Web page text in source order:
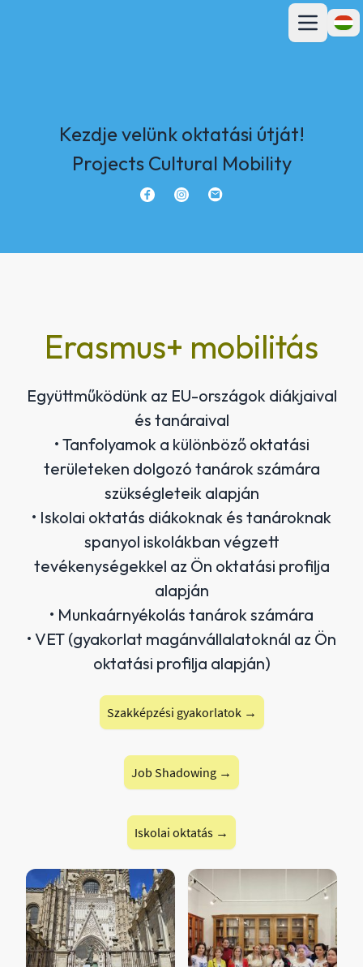
Főmenü
Kezdje velünk oktatási útját!
Projects Cultural Mobility
Erasmus+ mobilitás
Együttműködünk az EU-országok diákjaival
és tanáraival
• Tanfolyamok a különböző oktatási
területeken dolgozó tanárok számára
szükségleteik alapján
• Iskolai oktatás diákoknak és tanároknak
spanyol iskolákban végzett
tevékenységekkel az Ön oktatási profilja
alapján
• Munkaárnyékolás tanárok számára
• VET (gyakorlat magánvállalatoknál az Ön
oktatási profilja alapján)
Szakképzési gyakorlatok →
Job Shadowing →
Iskolai oktatás →